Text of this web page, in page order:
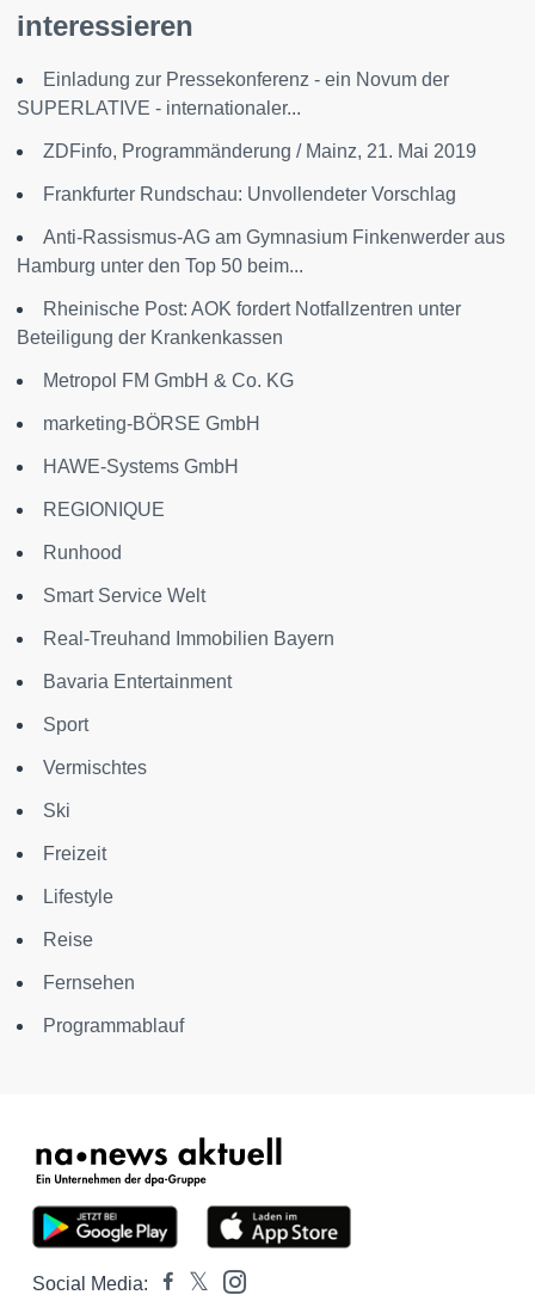
interessieren
Einladung zur Pressekonferenz - ein Novum der
SUPERLATIVE - internationaler...
ZDFinfo, Programmänderung / Mainz, 21. Mai 2019
Frankfurter Rundschau: Unvollendeter Vorschlag
Anti-Rassismus-AG am Gymnasium Finkenwerder aus
Hamburg unter den Top 50 beim...
Rheinische Post: AOK fordert Notfallzentren unter
Beteiligung der Krankenkassen
Metropol FM GmbH & Co. KG
marketing-BÖRSE GmbH
HAWE-Systems GmbH
REGIONIQUE
Runhood
Smart Service Welt
Real-Treuhand Immobilien Bayern
Bavaria Entertainment
Sport
Vermischtes
Ski
Freizeit
Lifestyle
Reise
Fernsehen
Programmablauf
Social Media: